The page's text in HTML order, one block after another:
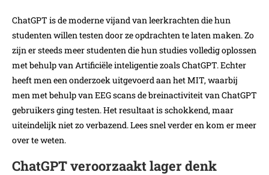
ChatGPT is de moderne vijand van leerkrachten die hun
studenten willen testen door ze opdrachten te laten maken. Zo
zijn er steeds meer studenten die hun studies volledig oplossen
met behulp van Artificiële inteligentie zoals ChatGPT. Echter
heeft men een onderzoek uitgevoerd aan het MIT, waarbij
men met behulp van EEG scans de breinactiviteit van ChatGPT
gebruikers ging testen. Het resultaat is schokkend, maar
uiteindelijk niet zo verbazend. Lees snel verder en kom er meer
over te weten.
ChatGPT veroorzaakt lager denk